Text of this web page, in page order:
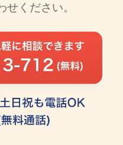
ください。